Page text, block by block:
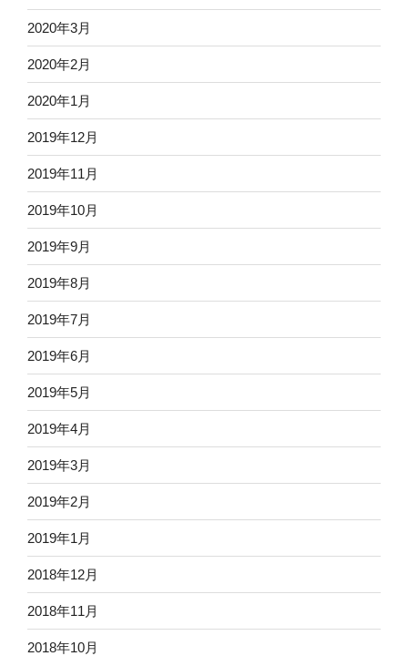
2020年3月
2020年2月
2020年1月
2019年12月
2019年11月
2019年10月
2019年9月
2019年8月
2019年7月
2019年6月
2019年5月
2019年4月
2019年3月
2019年2月
2019年1月
2018年12月
2018年11月
2018年10月